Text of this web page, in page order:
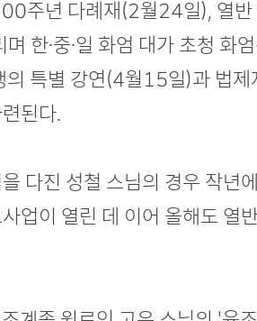
주년 다례재(2월24일), 열
며 한·중·일 화엄 대가 초청
의 특별 강연(4월15일)과 법
된다.
다진 성철 스님의 경우 작년
업이 열린 데 이어 올해도 열